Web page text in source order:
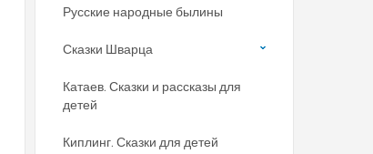
Русские народные былины
Сказки Шварца
Катаев. Сказки и рассказы для
детей
Киплинг. Сказки для детей